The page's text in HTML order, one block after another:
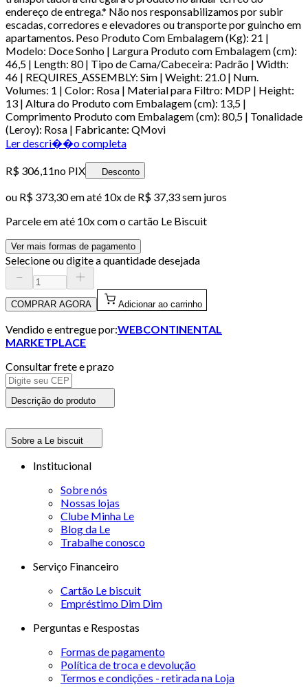
endereço de entrega.* Não nos responsabilizamos por subir
escadas, corredores e elevadores ou transporte por guincho em
apartamentos. Peso Produto Com Embalagem (Kg): 21 |
Modelo: Doce Sonho | Largura Produto com Embalagem (cm):
46,5 | Length: 80 | Tipo de Cama/Cabeceira: Padrão | Width:
46 | REQUIRES_ASSEMBLY: Sim | Weight: 21.0 | Num.
Volumes: 1 | Color: Rosa | Material para Filtro: MDP | Height:
13 | Altura do Produto com Embalagem (cm): 13,5 |
Comprimento Produto com Embalagem (cm): 80,5 | Tonalidade
(Leroy): Rosa | Fabricante: QMovi
Ler descri��o completa
R$ 306,11no PIX Desconto
ou R$ 373,30em até 10x de R$ 37,33 sem juros
Parcele em até 10x com o cartão Le Biscuit
Ver mais formas de pagamento
Selecione ou digite a quantidade desejada
COMPRAR AGORA Adicionar ao carrinho
Vendido e entregue por:WEBCONTINENTAL
MARKETPLACE
Consultar frete e prazo
Descrição do produto
Sobre a Le biscuit
Institucional
Sobre nós
Nossas lojas
Clube Minha Le
Blog da Le
Trabalhe conosco
Serviço Financeiro
Cartão Le biscuit
Empréstimo Dim Dim
Perguntas e Respostas
Formas de pagamento
Política de troca e devolução
Termos e condições - retirada na Loja